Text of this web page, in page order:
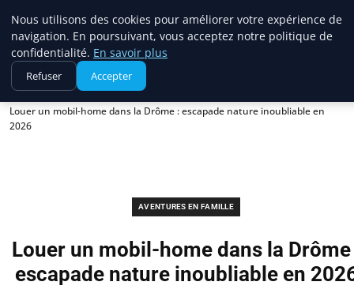
France Evasion
Louer un mobil-home dans la Drôme : escapade nature inoubliable en
2026
AVENTURES EN FAMILLE
Louer un mobil-home dans la Drôme
escapade nature inoubliable en
Nous utilisons des cookies pour améliorer votre expérience de
navigation. En poursuivant, vous acceptez notre politique de
confidentialité. En savoir plus
Refuser Accepter